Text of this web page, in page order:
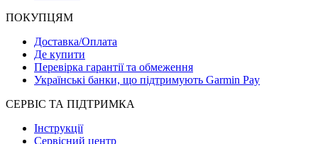
ПОКУПЦЯМ
Доставка/Оплата
Де купити
Перевірка гарантії та обмеження
Українські банки, що підтримують Garmin Pay
СЕРВІС ТА ПІДТРИМКА
Інструкції
Сервісний центр